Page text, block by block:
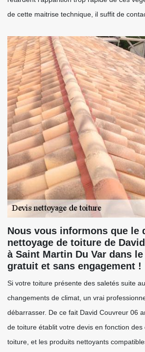
de cette maitrise technique, il suffit de
Nous vous informons que le
nettoyage de toiture de
à Saint Martin Du Var dans le
gratuit et sans engagement !
Si votre toiture présente des saletés suite
changements de climat, un vrai
débarrasser. De ce fait David Couvreur 06
de toiture établit votre devis en fonction
toiture, et les produits nettoyants